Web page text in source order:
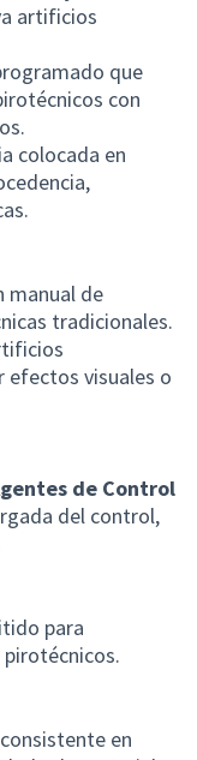
artificios
que
con
colocada en
manual de
tradicionales.
efectos visuales o
de Control
del control,
para
en